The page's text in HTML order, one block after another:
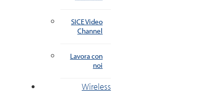
SICE Video
Channel
Lavora con
noi
Wireless